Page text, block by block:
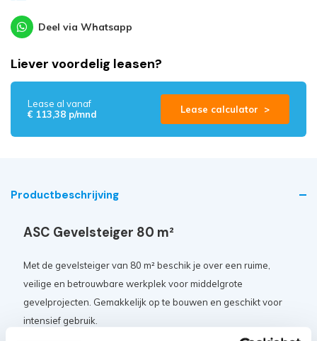
Deel via Whatsapp
Liever voordelig leasen?
Lease al vanaf
€ 113,38 p/mnd
Lease calculator >
Productbeschrijving
ASC Gevelsteiger 80 m²
Met de gevelsteiger van 80 m² beschik je over een ruime,
veilige en betrouwbare werkplek voor middelgrote
gevelprojecten. Gemakkelijk op te bouwen en geschikt voor
intensief gebruik.